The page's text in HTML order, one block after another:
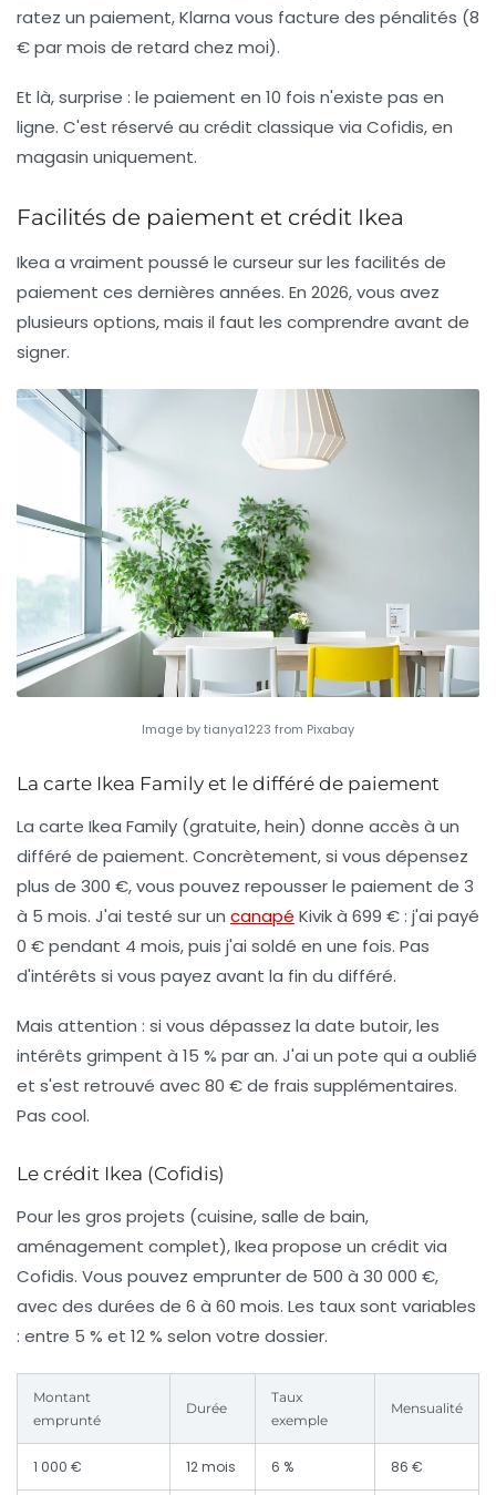
ratez un paiement, Klarna vous facture des pénalités (8
€ par mois de retard chez moi).
Et là, surprise : le paiement en 10 fois n'existe pas en
ligne. C'est réservé au crédit classique via Cofidis, en
magasin uniquement.
Facilités de paiement et crédit Ikea
Ikea a vraiment poussé le curseur sur les facilités de
paiement ces dernières années. En 2026, vous avez
plusieurs options, mais il faut les comprendre avant de
signer.
Image by tianya1223 from Pixabay
La carte Ikea Family et le différé de paiement
La carte Ikea Family (gratuite, hein) donne accès à un
différé de paiement. Concrètement, si vous dépensez
plus de 300 €, vous pouvez repousser le paiement de 3
à 5 mois. J'ai testé sur un canapé Kivik à 699 € : j'ai payé
0 € pendant 4 mois, puis j'ai soldé en une fois. Pas
d'intérêts si vous payez avant la fin du différé.
Mais attention : si vous dépassez la date butoir, les
intérêts grimpent à 15 % par an. J'ai un pote qui a oublié
et s'est retrouvé avec 80 € de frais supplémentaires.
Pas cool.
Le crédit Ikea (Cofidis)
Pour les gros projets (cuisine, salle de bain,
aménagement complet), Ikea propose un crédit via
Cofidis. Vous pouvez emprunter de 500 à 30 000 €,
avec des durées de 6 à 60 mois. Les taux sont variables
: entre 5 % et 12 % selon votre dossier.
Montant
emprunté
Durée
Taux
exemple
Mensualité
1 000 € 12 mois 6 % 86 €